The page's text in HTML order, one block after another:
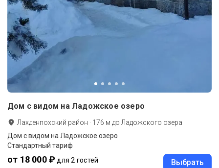
Дом с видом на Ладожское озеро
Лахденпохский район · 176 м до Ладожского озера
Дом с видом на Ладожское озеро
Стандартный тариф
от 18 000 ₽ для 2 гостей Выбрать